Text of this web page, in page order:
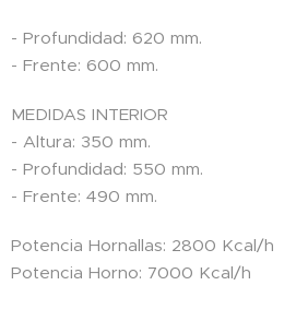
- Profundidad: 620 mm.
- Frente: 600 mm.
MEDIDAS INTERIOR
- Altura: 350 mm.
- Profundidad: 550 mm.
- Frente: 490 mm.
Potencia Hornallas: 2800 Kcal/h
Potencia Horno: 7000 Kcal/h